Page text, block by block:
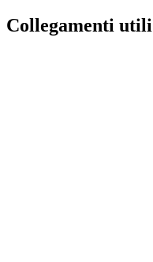
Collegamenti utili